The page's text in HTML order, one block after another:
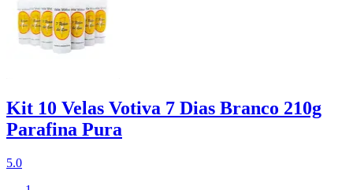
Kit 10 Velas Votiva 7 Dias Branco 210g
Parafina Pura
5.0